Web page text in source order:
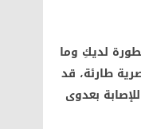
لديكِ وما
طارئة، قد
بعدوى